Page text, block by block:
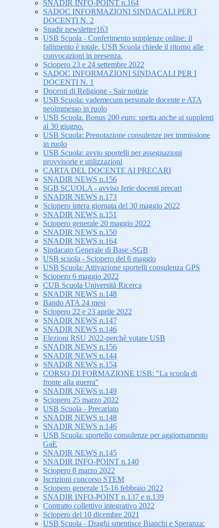
SNADIR INFO-POINT n.164
SADOC INFORMAZIONI SINDACALI PER I
DOCENTI N. 2
Snadir newsletter163
USB Scuola - Conferimento supplenze online: il
fallimento è totale. USB Scuola chiede il ritorno alle
convocazioni in presenza.
Sciopero 23 e 24 settembre 2022
SADOC INFORMAZIONI SINDACALI PER I
DOCENTI N. 1
Docenti di Religione - Sair notizie
USB Scuola: vademecum personale docente e ATA
neoimmesso in ruolo
USB Scuola. Bonus 200 euro: spetta anche ai supplenti
al 30 giugno.
USB Scuola: Prenotazione consulenze per immissione
in ruolo
USB Scuola: avvio sportelli per assegnazioni
provvisorie e utilizzazioni
CARTA DEL DOCENTE AI PRECARI
SNADIR NEWS n.156
SGB SCUOLA - avviso ferie docenti precari
SNADIR NEWS n.173
Sciopero intera giornata del 30 maggio 2022
SNADIR NEWS n.151
Sciopero generale 20 maggio 2022
SNADIR NEWS n.150
SNADIR NEWS n.164
Sindacato Generale di Base -SGB
USB scuola - Sciopero del 6 maggio
USB Scuola: Attivazione sportelli consulenza GPS
Sciopero 6 maggio 2022
CUB Scuola Università Ricerca
SNADIR NEWS n.148
Bando ATA 24 mesi
Sciopero 22 e 23 aprile 2022
SNADIR NEWS n.147
SNADIR NEWS n.146
Elezioni RSU 2022-perchè votare USB
SNADIR NEWS n.156
SNADIR NEWS n.144
SNADIR NEWS n.154
CORSO DI FORMAZIONE USB: "La scuola di
fronte alla guerra"
SNADIR NEWS n.149
Sciopero 25 marzo 2022
USB Scuola - Precariato
SNADIR NEWS n.148
SNADIR NEWS n.146
USB Scuola: sportello consulenze per aggiornamento
GaE
SNADIR NEWS n.145
SNADIR INFO-POINT n.140
Sciopero 8 marzo 2022
Iscrizioni concorso STEM
Sciopero generale 15-16 febbraio 2022
SNADIR INFO-POINT n.137 e n.139
Contratto collettivo integrativo 2022
Sciopero del 10 dicembre 2021
USB Scuola - Draghi smentisce Bianchi e Speranza: